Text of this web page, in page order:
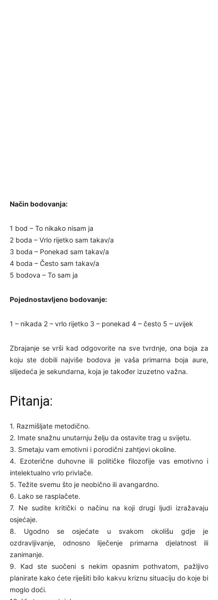
Način bodovanja:
1 bod – To nikako nisam ja
2 boda – Vrlo rijetko sam takav/a
3 boda – Ponekad sam takav/a
4 boda – Često sam takav/a
5 bodova – To sam ja
Pojednostavljeno bodovanje:
1 – nikada 2 – vrlo rijetko 3 – ponekad 4 – često 5 – uvijek
Zbrajanje se vrši kad odgovorite na sve tvrdnje, ona boja za
koju ste dobili najviše bodova je vaša primarna boja aure,
slijedeća je sekundarna, koja je također izuzetno važna.
Pitanja:
1. Razmišljate metodično.
2. Imate snažnu unutarnju želju da ostavite trag u svijetu.
3. Smetaju vam emotivni i porodični zahtjevi okoline.
4. Ezoterične duhovne ili političke filozofije vas emotivno i
intelektualno vrlo privlače.
5. Težite svemu što je neobično ili avangardno.
6. Lako se rasplačete.
7. Ne sudite kritički o načinu na koji drugi ljudi izražavaju
osjećaje.
8. Ugodno se osjećate u svakom okolišu gdje je
ozdravljivanje, odnosno liječenje primarna djelatnost ili
zanimanje.
9. Kad ste suočeni s nekim opasnim pothvatom, pažljivo
planirate kako ćete riješiti bilo kakvu kriznu situaciju do koje bi
moglo doći.